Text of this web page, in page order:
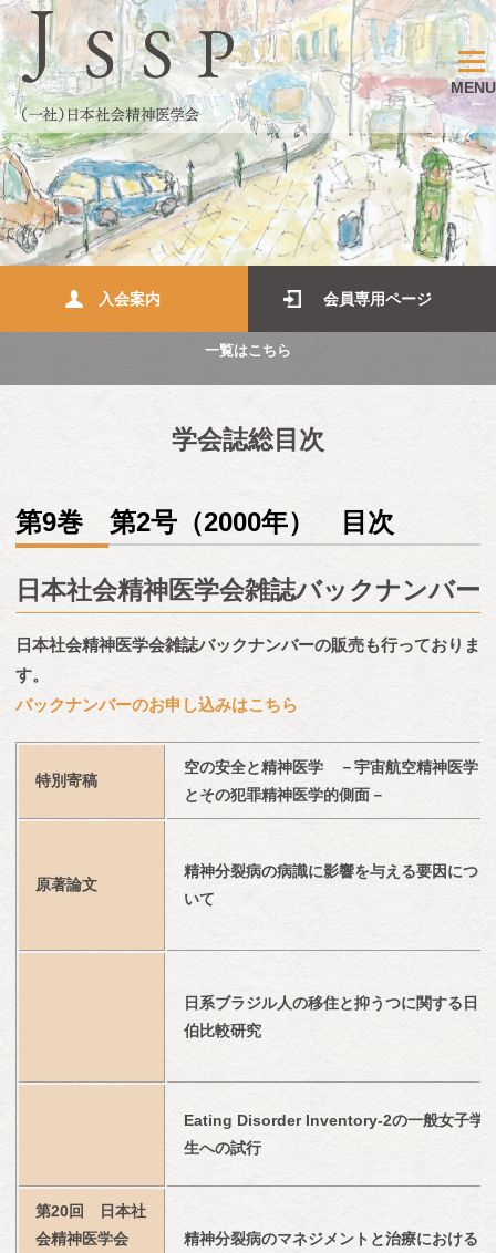
MENU
入会案内 会員専用ページ
一覧はこちら
学会誌総目次
第9巻 第2号（2000年） 目次
日本社会精神医学会雑誌バックナンバー
日本社会精神医学会雑誌バックナンバーの販売も行っておりま
す。
バックナンバーのお申し込みはこちら
特別寄稿
空の安全と精神医学　－宇宙航空精神医学
とその犯罪精神医学的側面－
原著論文
精神分裂病の病識に影響を与える要因につ
いて
日系ブラジル人の移住と抑うつに関する日
伯比較研究
Eating Disorder Inventory-2の一般女子学
生への試行
第20回　日本社
会精神医学会
精神分裂病のマネジメントと治療における